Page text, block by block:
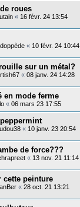
roues
« 16 févr. 24 13:54
« 10 févr. 24 10:44
sur un métal?
« 08 janv. 24 14:28
en mode ferme
« 06 mars 23 17:55
« 10 janv. 23 20:54
de force???
« 13 nov. 21 11:14
cette peinture
« 28 oct. 21 13:21